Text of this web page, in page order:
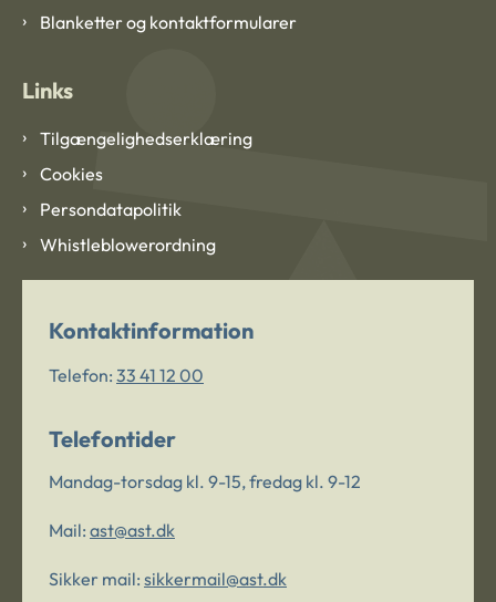
Blanketter og kontaktformularer
Links
Tilgængelighedserklæring
Cookies
Persondatapolitik
Whistleblowerordning
Kontaktinformation
Telefon: 33 41 12 00
Telefontider
Mandag-torsdag kl. 9-15, fredag kl. 9-12
Mail: ast@ast.dk
Sikker mail: sikkermail@ast.dk